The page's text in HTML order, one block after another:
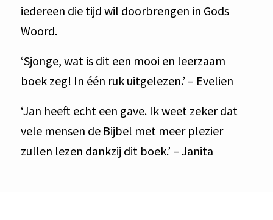
iedereen die tijd wil doorbrengen in Gods
Woord.
‘Sjonge, wat is dit een mooi en leerzaam
boek zeg! In één ruk uitgelezen.’ – Evelien
‘Jan heeft echt een gave. Ik weet zeker dat
vele mensen de Bijbel met meer plezier
zullen lezen dankzij dit boek.’ – Janita